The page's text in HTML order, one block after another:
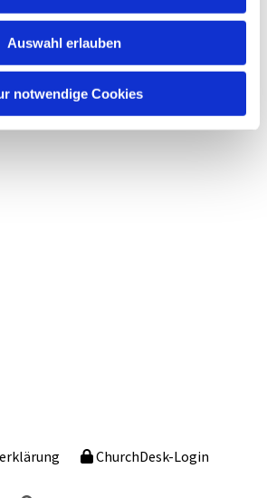
Auswahl erlauben
notwendige Cookies
ChurchDesk-Login